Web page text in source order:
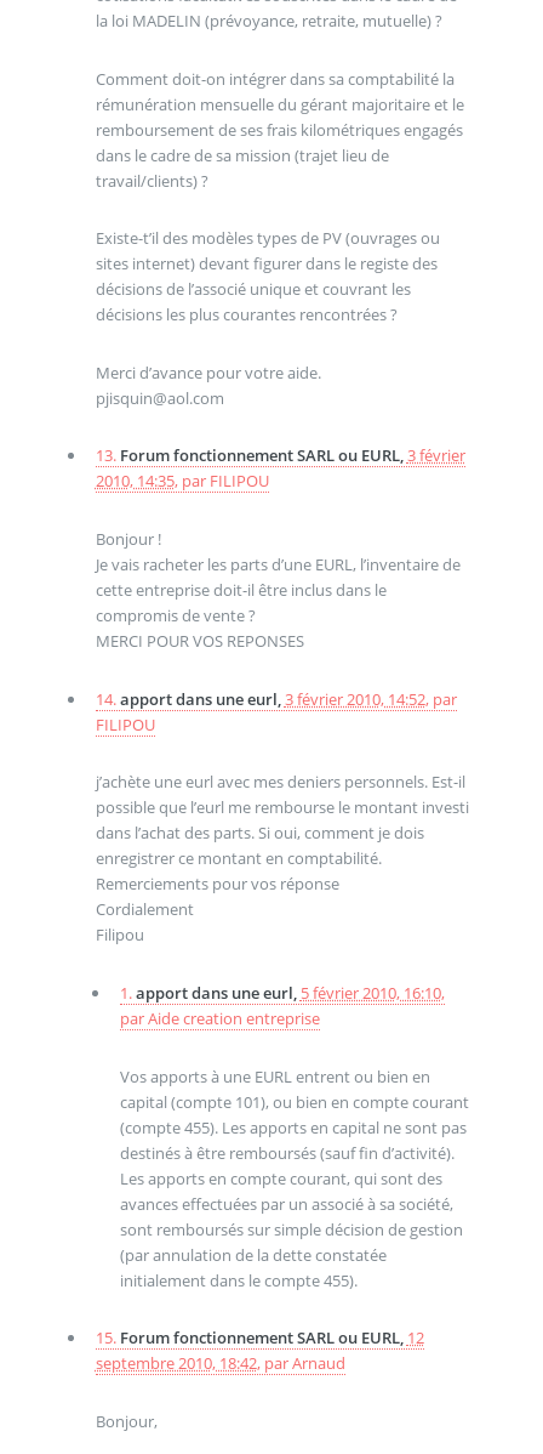
la loi MADELIN (prévoyance, retraite, mutuelle) ?
Comment doit-on intégrer dans sa comptabilité la
rémunération mensuelle du gérant majoritaire et le
remboursement de ses frais kilométriques engagés
dans le cadre de sa mission (trajet lieu de
travail/clients) ?
Existe-t’il des modèles types de PV (ouvrages ou
sites internet) devant figurer dans le registe des
décisions de l’associé unique et couvrant les
décisions les plus courantes rencontrées ?
Merci d’avance pour votre aide.
pjisquin@aol.com
13. Forum fonctionnement SARL ou EURL,3 février
2010, 14:35, par FILIPOU
Bonjour !
Je vais racheter les parts d’une EURL, l’inventaire de
cette entreprise doit-il être inclus dans le
compromis de vente ?
MERCI POUR VOS REPONSES
14.apport dans une eurl,3 février 2010, 14:52, par
FILIPOU
j’achète une eurl avec mes deniers personnels. Est-il
possible que l’eurl me rembourse le montant investi
dans l’achat des parts. Si oui, comment je dois
enregistrer ce montant en comptabilité.
Remerciements pour vos réponse
Cordialement
Filipou
1.apport dans une eurl, 5 février 2010, 16:10,
parAide creation entreprise
Vos apports à une EURL entrent ou bien en
capital (compte 101), ou bien en compte courant
(compte 455). Les apports en capital ne sont pas
destinés à être remboursés (sauf fin d’activité).
Les apports en compte courant, qui sont des
avances effectuées par un associé à sa société,
sont remboursés sur simple décision de gestion
(par annulation de la dette constatée
initialement dans le compte 455).
15. Forum fonctionnement SARL ou EURL, 12
septembre 2010, 18:42, parArnaud
Bonjour,